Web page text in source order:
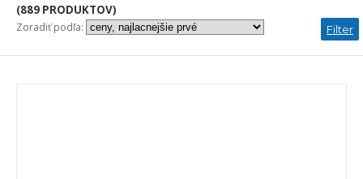
(889 PRODUKTOV)
Filter
Zoradiť podľa: